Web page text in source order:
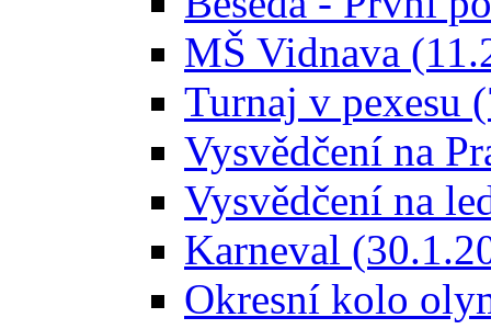
MŠ Vidnava
Turnaj v pexesu
Vysvědčení na
Vysvědčení na
Karneval
Okresní kolo